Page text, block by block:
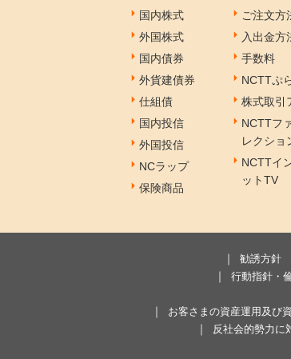
国内株式
外国株式
国内債券
外貨建債券
仕組債
国内投信
外国投信
NCラップ
保険商品
ご注文方
入出金方
手数料
NCTTぷ
株式取引
NCTTフ
レクショ
NCTTイ
ットTV
勧誘方針
行動指針・
お客さまの資産運用及び
反社会的勢力に